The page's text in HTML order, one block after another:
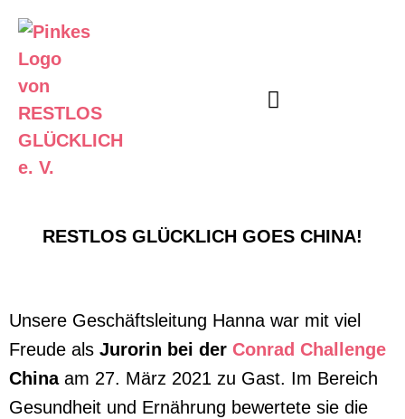
RESTLOS GLÜCKLICH GOES CHINA!
Unsere Geschäftsleitung Hanna war mit viel
Freude als Jurorin bei der Conrad Challenge
Chinaam 27. März 2021 zu Gast. Im Bereich
Gesundheit und Ernährung bewertete sie die